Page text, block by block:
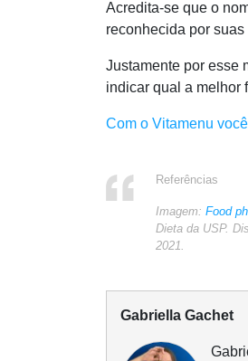
Acredita-se que o
reconhecida por
Justamente por esse
indicar qual a melhor
Com o Vitamenu
Referências
Imagem: Food
Dieta da USP.
2021.
Gabriella Gachet